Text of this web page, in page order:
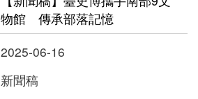
物館 傳承部落記憶
2025-06-16
新聞稿